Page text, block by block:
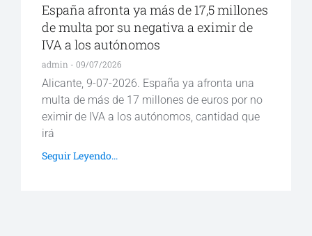
España afronta ya más de 17,5 millones
de multa por su negativa a eximir de
IVA a los autónomos
admin 09/07/2026
Alicante, 9-07-2026. España ya afronta una
multa de más de 17 millones de euros por no
eximir de IVA a los autónomos, cantidad que
irá
Seguir Leyendo...